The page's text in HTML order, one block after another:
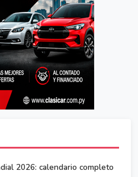
2026: calendario completo